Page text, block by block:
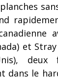
et
deux
dans le